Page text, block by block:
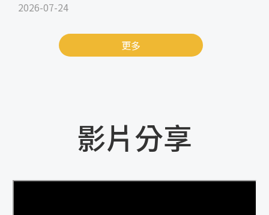
2026-07-24
更多
影片分享